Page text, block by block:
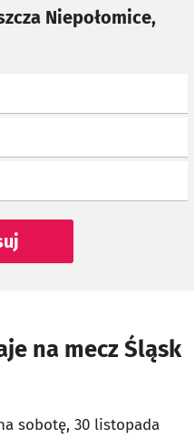
Niepołomice,
na mecz Śląsk
sobotę, 30 listopada